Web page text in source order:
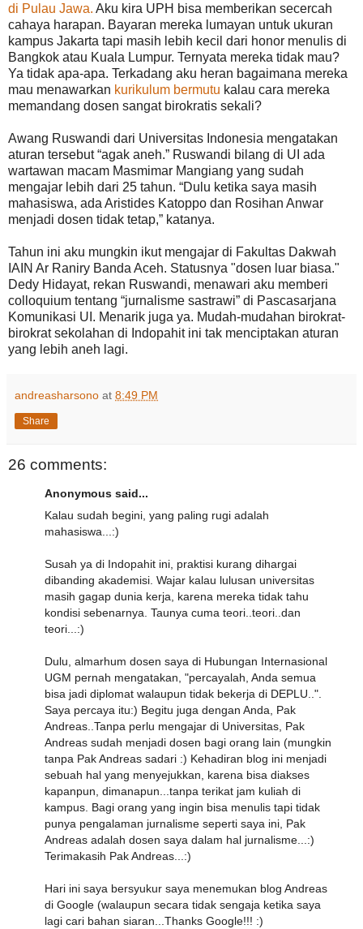
di Pulau Jawa. Aku kira UPH bisa memberikan secercah
cahaya harapan. Bayaran mereka lumayan untuk ukuran
kampus Jakarta tapi masih lebih kecil dari honor menulis di
Bangkok atau Kuala Lumpur. Ternyata mereka tidak mau?
Ya tidak apa-apa. Terkadang aku heran bagaimana mereka
mau menawarkan kurikulum bermutu kalau cara mereka
memandang dosen sangat birokratis sekali?
Awang Ruswandi dari Universitas Indonesia mengatakan
aturan tersebut “agak aneh.” Ruswandi bilang di UI ada
wartawan macam Masmimar Mangiang yang sudah
mengajar lebih dari 25 tahun. “Dulu ketika saya masih
mahasiswa, ada Aristides Katoppo dan Rosihan Anwar
menjadi dosen tidak tetap,” katanya.
Tahun ini aku mungkin ikut mengajar di Fakultas Dakwah
IAIN Ar Raniry Banda Aceh. Statusnya "dosen luar biasa."
Dedy Hidayat, rekan Ruswandi, menawari aku memberi
colloquium tentang “jurnalisme sastrawi” di Pascasarjana
Komunikasi UI. Menarik juga ya. Mudah-mudahan birokrat-
birokrat sekolahan di Indopahit ini tak menciptakan aturan
yang lebih aneh lagi.
andreasharsono at 8:49 PM
Share
26 comments:
Anonymous said...
Kalau sudah begini, yang paling rugi adalah
mahasiswa...:)
Susah ya di Indopahit ini, praktisi kurang dihargai
dibanding akademisi. Wajar kalau lulusan universitas
masih gagap dunia kerja, karena mereka tidak tahu
kondisi sebenarnya. Taunya cuma teori..teori..dan
teori...:)
Dulu, almarhum dosen saya di Hubungan Internasional
UGM pernah mengatakan, "percayalah, Anda semua
bisa jadi diplomat walaupun tidak bekerja di DEPLU..".
Saya percaya itu:) Begitu juga dengan Anda, Pak
Andreas..Tanpa perlu mengajar di Universitas, Pak
Andreas sudah menjadi dosen bagi orang lain (mungkin
tanpa Pak Andreas sadari :) Kehadiran blog ini menjadi
sebuah hal yang menyejukkan, karena bisa diakses
kapanpun, dimanapun...tanpa terikat jam kuliah di
kampus. Bagi orang yang ingin bisa menulis tapi tidak
punya pengalaman jurnalisme seperti saya ini, Pak
Andreas adalah dosen saya dalam hal jurnalisme...:)
Terimakasih Pak Andreas...:)
Hari ini saya bersyukur saya menemukan blog Andreas
di Google (walaupun secara tidak sengaja ketika saya
lagi cari bahan siaran...Thanks Google!!! :)